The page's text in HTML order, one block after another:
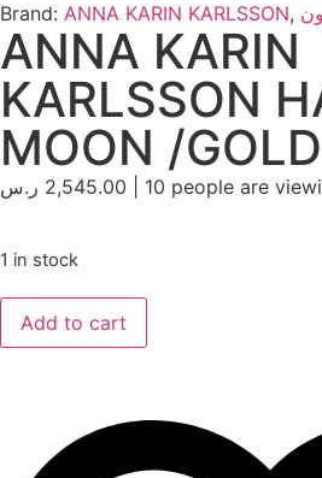
Brand: ANNA KARIN KARLSSON,
ANNA KARIN
KARLSSON
MOON /GOLD
2,545.00 ر.س 10 people are
1 in stock
Add to cart